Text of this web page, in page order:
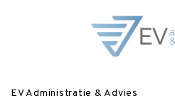
EV Administratie & Advies